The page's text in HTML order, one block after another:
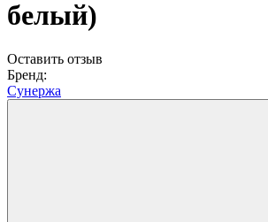
белый)
Оставить отзыв
Бренд:
Сунержа